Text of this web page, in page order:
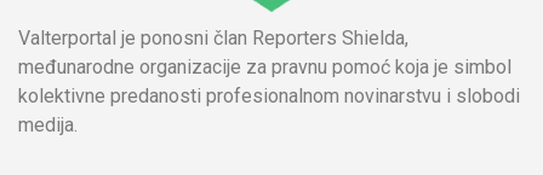
Valterportal je ponosni član Reporters Shielda,
međunarodne organizacije za pravnu pomoć koja je simbol
kolektivne predanosti profesionalnom novinarstvu i slobodi
medija.